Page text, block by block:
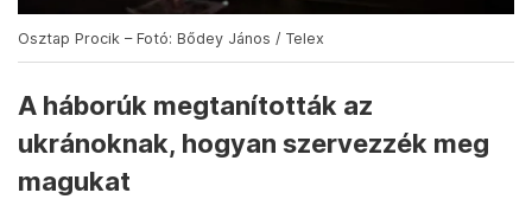
Osztap Procik – Fotó: Bődey János / Telex
A háborúk megtanították az
ukránoknak, hogyan szervezzék meg
magukat